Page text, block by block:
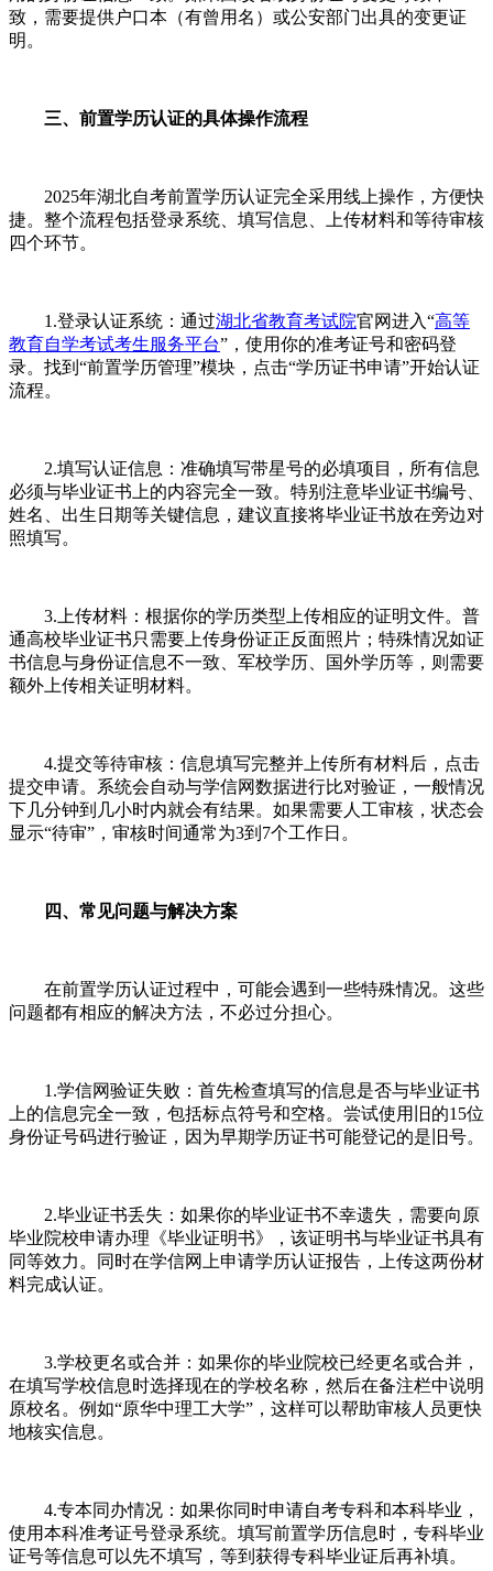
致，需要提供户口本（有曾用名）或公安部门出具的变更证
明。
三、前置学历认证的具体操作流程
2025年湖北自考前置学历认证完全采用线上操作，方便快
捷。整个流程包括登录系统、填写信息、上传材料和等待审核
四个环节。
1.登录认证系统：通过湖北省教育考试院官网进入“高等
教育自学考试考生服务平台”，使用你的准考证号和密码登
录。找到“前置学历管理”模块，点击“学历证书申请”开始认证
流程。
2.填写认证信息：准确填写带星号的必填项目，所有信息
必须与毕业证书上的内容完全一致。特别注意毕业证书编号、
姓名、出生日期等关键信息，建议直接将毕业证书放在旁边对
照填写。
3.上传材料：根据你的学历类型上传相应的证明文件。普
通高校毕业证书只需要上传身份证正反面照片；特殊情况如证
书信息与身份证信息不一致、军校学历、国外学历等，则需要
额外上传相关证明材料。
4.提交等待审核：信息填写完整并上传所有材料后，点击
提交申请。系统会自动与学信网数据进行比对验证，一般情况
下几分钟到几小时内就会有结果。如果需要人工审核，状态会
显示“待审”，审核时间通常为3到7个工作日。
四、常见问题与解决方案
在前置学历认证过程中，可能会遇到一些特殊情况。这些
问题都有相应的解决方法，不必过分担心。
1.学信网验证失败：首先检查填写的信息是否与毕业证书
上的信息完全一致，包括标点符号和空格。尝试使用旧的15位
身份证号码进行验证，因为早期学历证书可能登记的是旧号。
2.毕业证书丢失：如果你的毕业证书不幸遗失，需要向原
毕业院校申请办理《毕业证明书》，该证明书与毕业证书具有
同等效力。同时在学信网上申请学历认证报告，上传这两份材
料完成认证。
3.学校更名或合并：如果你的毕业院校已经更名或合并，
在填写学校信息时选择现在的学校名称，然后在备注栏中说明
原校名。例如“原华中理工大学”，这样可以帮助审核人员更快
地核实信息。
4.专本同办情况：如果你同时申请自考专科和本科毕业，
使用本科准考证号登录系统。填写前置学历信息时，专科毕业
证号等信息可以先不填写，等到获得专科毕业证后再补填。